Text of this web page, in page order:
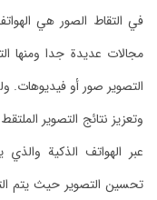
في التقاط الصور هي
مجالات عديدة جدا ومنها
التصوير صور أو
وتعزيز نتائج التصوير
عبر الهواتف الذكية
تحسين التصوير حيث يتم